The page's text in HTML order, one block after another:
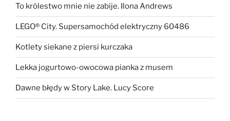
To królestwo mnie nie zabije. Ilona Andrews
LEGO® City. Supersamochód elektryczny 60486
Kotlety siekane z piersi kurczaka
Lekka jogurtowo-owocowa pianka z musem
Dawne błędy w Story Lake. Lucy Score